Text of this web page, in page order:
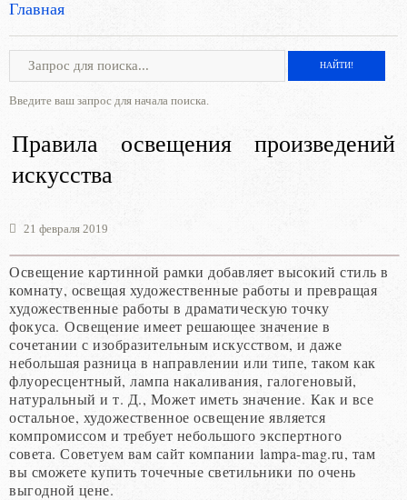
Главная
Введите ваш запрос для начала поиска.
Правила освещения произведений
искусства
21 февраля 2019
Освещение картинной рамки добавляет высокий стиль в
комнату, освещая художественные работы и превращая
художественные работы в драматическую точку
фокуса. Освещение имеет решающее значение в
сочетании с изобразительным искусством, и даже
небольшая разница в направлении или типе, таком как
флуоресцентный, лампа накаливания, галогеновый,
натуральный и т. Д., Может иметь значение. Как и все
остальное, художественное освещение является
компромиссом и требует небольшого экспертного
совета. Советуем вам сайт компании lampa-mag.ru, там
вы сможете купить точечные светильники по очень
выгодной цене.